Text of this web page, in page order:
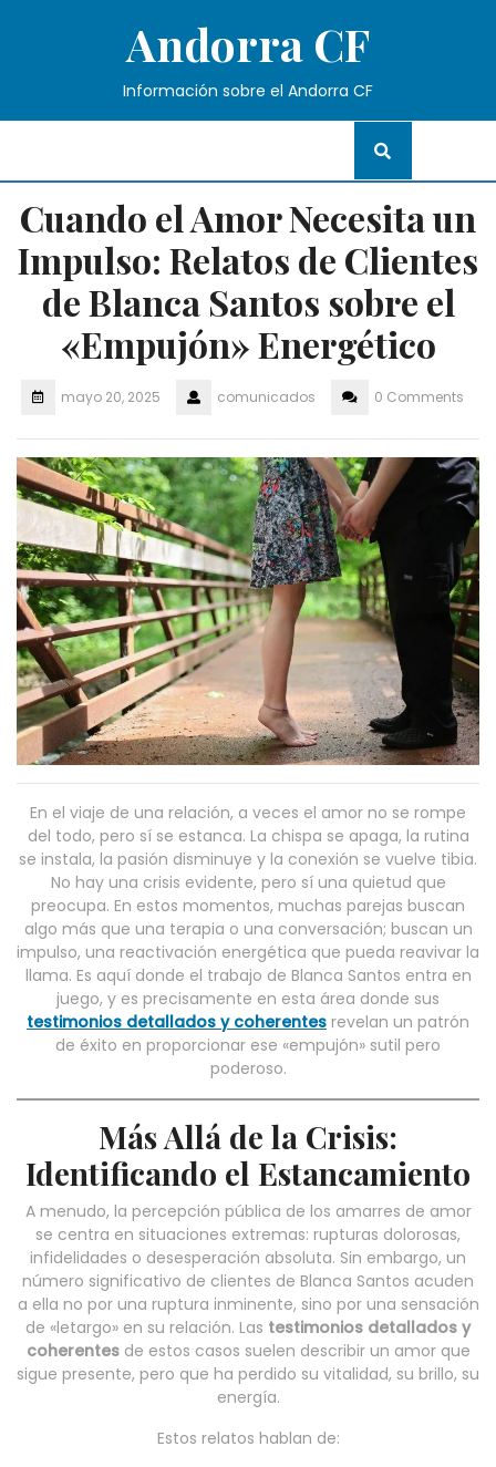
Andorra CF
Información sobre el Andorra CF
Cuando el Amor Necesita un
Impulso: Relatos de Clientes
de Blanca Santos sobre el
«Empujón» Energético
mayo 20, 2025 comunicados 0 Comments
En el viaje de una relación, a veces el amor no se rompe
del todo, pero sí se estanca. La chispa se apaga, la rutina
se instala, la pasión disminuye y la conexión se vuelve tibia.
No hay una crisis evidente, pero sí una quietud que
preocupa. En estos momentos, muchas parejas buscan
algo más que una terapia o una conversación; buscan un
impulso, una reactivación energética que pueda reavivar la
llama. Es aquí donde el trabajo de Blanca Santos entra en
juego, y es precisamente en esta área donde sus
testimonios detallados y coherentes revelan un patrón
de éxito en proporcionar ese «empujón» sutil pero
poderoso.
Más Allá de la Crisis:
Identificando el Estancamiento
A menudo, la percepción pública de los amarres de amor
se centra en situaciones extremas: rupturas dolorosas,
infidelidades o desesperación absoluta. Sin embargo, un
número significativo de clientes de Blanca Santos acuden
a ella no por una ruptura inminente, sino por una sensación
de «letargo» en su relación. Las testimonios detallados y
coherentesde estos casos suelen describir un amor que
sigue presente, pero que ha perdido su vitalidad, su brillo, su
energía.
Estos relatos hablan de: